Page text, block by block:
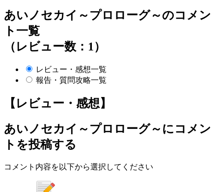
あいノセカイ～プロローグ～のコメン
ト一覧
（レビュー数：1）
レビュー・感想一覧
報告・質問攻略一覧
【レビュー・感想】
あいノセカイ～プロローグ～ にコメン
トを投稿する
コメント内容を以下から選択してください